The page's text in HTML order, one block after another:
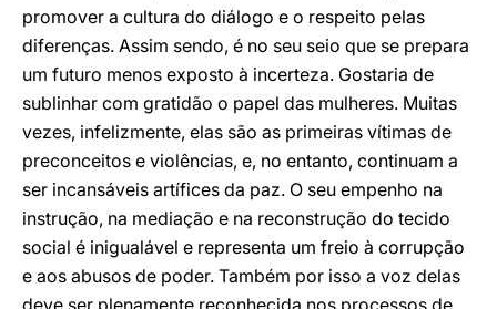
promover a cultura do diálogo e o respeito pelas
diferenças. Assim sendo, é no seu seio que se prepara
um futuro menos exposto à incerteza. Gostaria de
sublinhar com gratidão o papel das mulheres. Muitas
vezes, infelizmente, elas são as primeiras vítimas de
preconceitos e violências, e, no entanto, continuam a
ser incansáveis artífices da paz. O seu empenho na
instrução, na mediação e na reconstrução do tecido
social é inigualável e representa um freio à corrupção
e aos abusos de poder. Também por isso a voz delas
deve ser plenamente reconhecida nos processos de